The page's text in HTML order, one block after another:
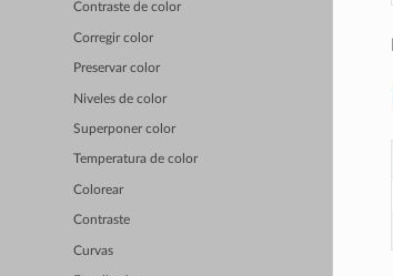
Contraste de color
Corregir color
Preservar color
Niveles de color
Superponer color
Temperatura de color
Colorear
Contraste
Curvas